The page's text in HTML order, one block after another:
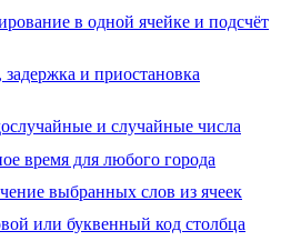
в одной ячейке и подсчёт
и приостановка
и случайные числа
время для любого города
выбранных слов из ячеек
или буквенный код столбца